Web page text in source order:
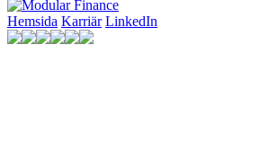
Hemsida Karriär LinkedIn